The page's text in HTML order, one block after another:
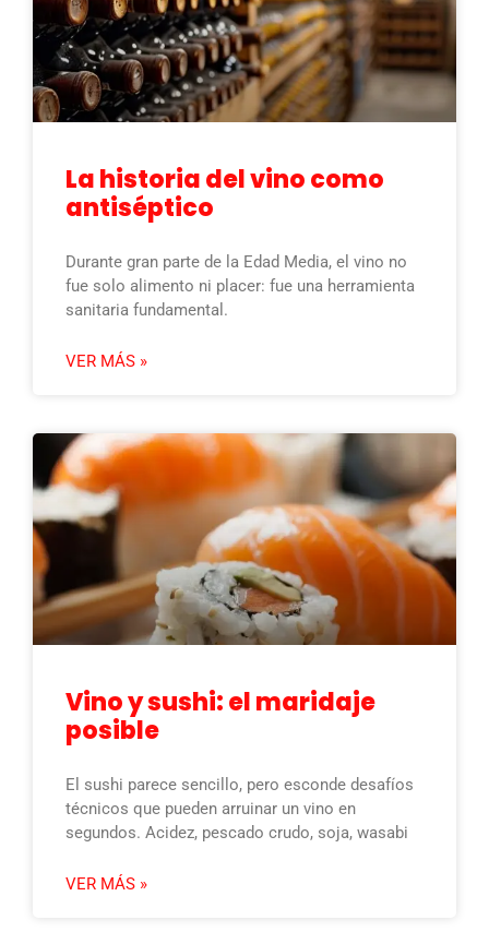
La historia del vino como
antiséptico
Durante gran parte de la Edad Media, el vino no
fue solo alimento ni placer: fue una herramienta
sanitaria fundamental.
VER MÁS »
Vino y sushi: el maridaje
posible
El sushi parece sencillo, pero esconde desafíos
técnicos que pueden arruinar un vino en
segundos. Acidez, pescado crudo, soja, wasabi
VER MÁS »